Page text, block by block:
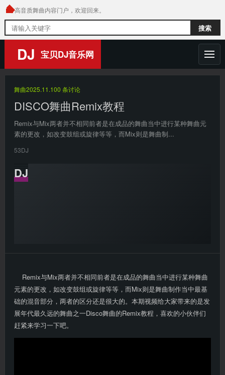
高音质舞曲内容门户，欢迎回来。
索
搜索
DJ 宝贝DJ音乐网
舞曲
DJ音乐人
热门榜单
舞曲2025.11.100 条讨论
DISCO舞曲Remix教程
Remix与Mix两者并不相同前者是在成品的舞曲当中进行某种舞曲元
素的更改，如改变鼓组或旋律等等，而Mix则是舞曲制...
53DJ
Remix与Mix两者并不相同前者是在成品的舞曲当中进行某种舞曲
元素的更改，如改变鼓组或旋律等等，而Mix则是舞曲制作当中最基
础的混音部分，两者的区分还是很大的。本期视频给大家带来的是发
展年代最久远的舞曲之一Disco舞曲的Remix教程，喜欢的小伙伴们
赶紧来学习一下吧。